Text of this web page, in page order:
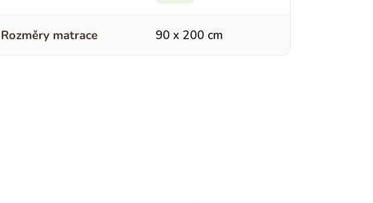
Rozměry matrace 90 x 200 cm